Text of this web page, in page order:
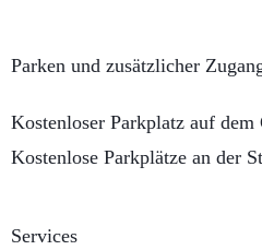
Parken und zusätzlicher
Kostenloser Parkplatz auf dem
Kostenlose Parkplätze an der
Services